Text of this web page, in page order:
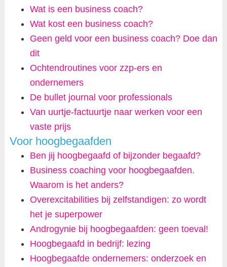
Wat is een business coach?
Wat kost een business coach?
Geen geld voor een business coach? Doe dan
dit
Ochtendroutines voor zzp-ers en
ondernemers
De bullet journal voor professionals
Van uurtje-factuurtje naar werken voor een
vaste prijs
Voor hoogbegaafden
Ben jij hoogbegaafd of bijzonder begaafd?
Business coaching voor hoogbegaafden.
Waarom is het anders?
Overexcitabilities bij zelfstandigen: zo wordt
het je superpower
Androgynie bij hoogbegaafden: geen toeval!
Hoogbegaafd in bedrijf: lezing
Hoogbegaafde ondernemers: onderzoek en